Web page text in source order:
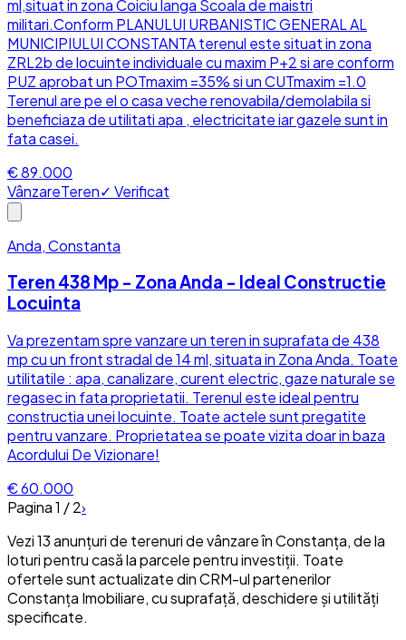
ml,situat in zona Coiciu langa Scoala de maistri
militari.Conform PLANULUI URBANISTIC GENERAL AL
MUNICIPIULUI CONSTANTA terenul este situat in zona
ZRL2b de locuinte individuale cu maxim P+2 si are conform
PUZ aprobat un POTmaxim =35% si un CUTmaxim =1.0
Terenul are pe el o casa veche renovabila/demolabila si
beneficiaza de utilitati apa , electricitate iar gazele sunt in
fata casei.
€ 89.000
VânzareTeren✓ Verificat
Anda, Constanta
Teren 438 Mp - Zona Anda - Ideal Constructie
Locuinta
Va prezentam spre vanzare un teren in suprafata de 438
mp cu un front stradal de 14 ml, situata in Zona Anda. Toate
utilitatile : apa, canalizare, curent electric, gaze naturale se
regasec in fata proprietatii. Terenul este ideal pentru
constructia unei locuinte. Toate actele sunt pregatite
pentru vanzare. Proprietatea se poate vizita doar in baza
Acordului De Vizionare!
€ 60.000
Pagina1 /2›
Vezi 13 anunțuri de terenuri de vânzare în Constanța, de la
loturi pentru casă la parcele pentru investiții. Toate
ofertele sunt actualizate din CRM-ul partenerilor
Constanța Imobiliare, cu suprafață, deschidere și utilități
specificate.